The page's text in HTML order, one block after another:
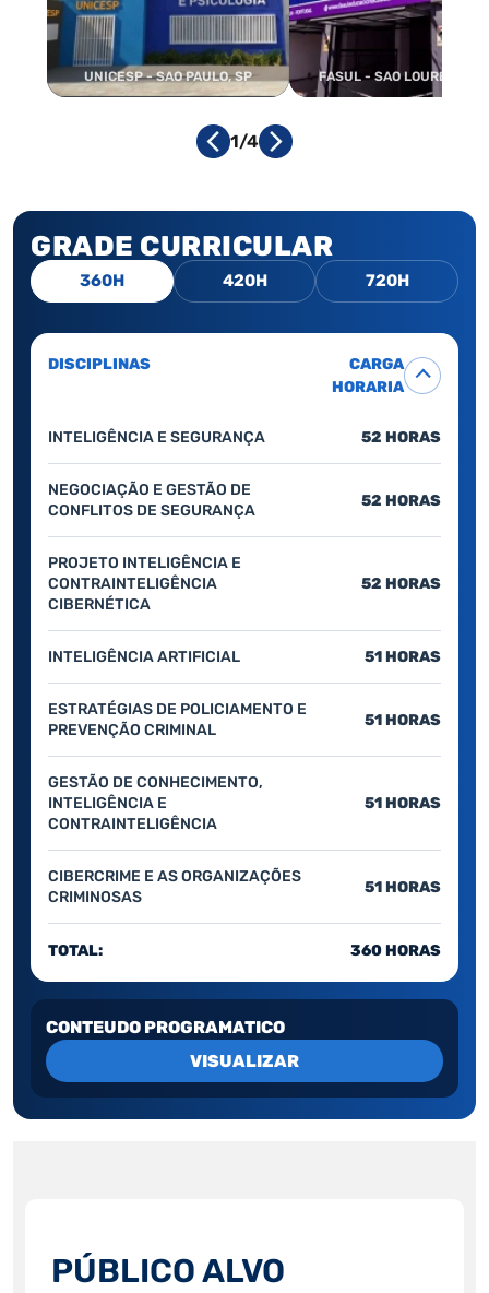
UNICESP - SAO PAULO, SP FASUL - SAO LOURENCO,
1/4
GRADE CURRICULAR
360H 420H 720H
DISCIPLINAS
CARGA
HORARIA
INTELIGÊNCIA E SEGURANÇA 52 HORAS
NEGOCIAÇÃO E GESTÃO DE
CONFLITOS DE SEGURANÇA
52 HORAS
PROJETO INTELIGÊNCIA E
CONTRAINTELIGÊNCIA
CIBERNÉTICA
52 HORAS
INTELIGÊNCIA ARTIFICIAL 51 HORAS
ESTRATÉGIAS DE POLICIAMENTO E
PREVENÇÃO CRIMINAL
51 HORAS
GESTÃO DE CONHECIMENTO,
INTELIGÊNCIA E
CONTRAINTELIGÊNCIA
51 HORAS
CIBERCRIME E AS ORGANIZAÇÕES
CRIMINOSAS
51 HORAS
TOTAL: 360 HORAS
CONTEUDO PROGRAMATICO
VISUALIZAR
PÚBLICO ALVO